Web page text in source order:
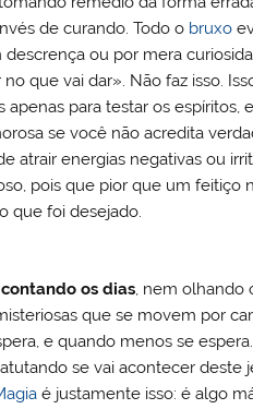
de curando. Todo o bruxo
descrença ou por mera
que vai dar». Não faz isso.
apenas para testar os
se você não acredita
atrair energias negativas ou
pois que pior que um feitiço
que foi desejado.
os dias, nem olhando
que se movem por
e quando menos se
se vai acontecer deste
é justamente isso: é algo